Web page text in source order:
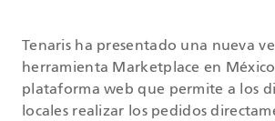
Tenaris ha presentado una nueva
herramienta Marketplace en
plataforma web que permite a los
locales realizar los pedidos